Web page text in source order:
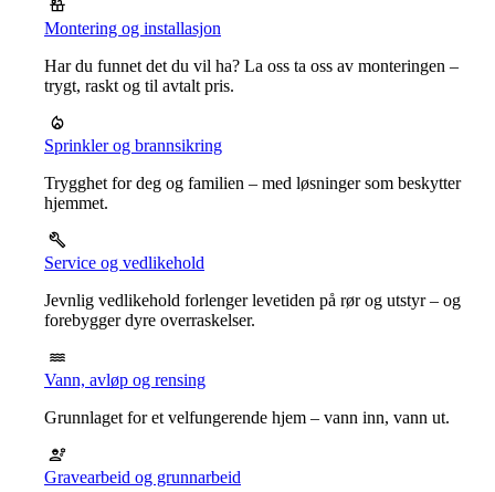
Montering og installasjon
Har du funnet det du vil ha? La oss ta oss av monteringen –
trygt, raskt og til avtalt pris.
Sprinkler og brannsikring
Trygghet for deg og familien – med løsninger som beskytter
hjemmet.
Service og vedlikehold
Jevnlig vedlikehold forlenger levetiden på rør og utstyr – og
forebygger dyre overraskelser.
Vann, avløp og rensing
Grunnlaget for et velfungerende hjem – vann inn, vann ut.
Gravearbeid og grunnarbeid